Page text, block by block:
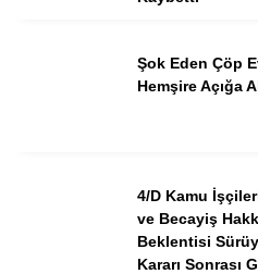
Şok Eden Çöp
Hemşire Açığa
4/D Kamu
ve Becayiş
Beklentisi
Kararı Sonrası